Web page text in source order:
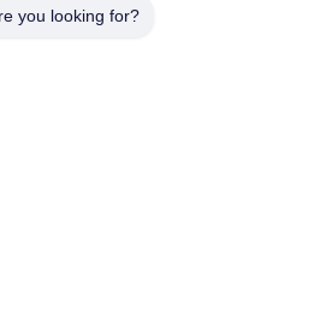
산업용 벨트
you looking for?